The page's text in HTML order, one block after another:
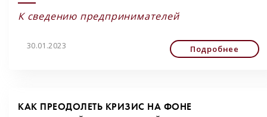
К сведению предпринимателей
30.01.2023 Подробнее
КАК ПРЕОДОЛЕТЬ КРИЗИС НА ФОНЕ